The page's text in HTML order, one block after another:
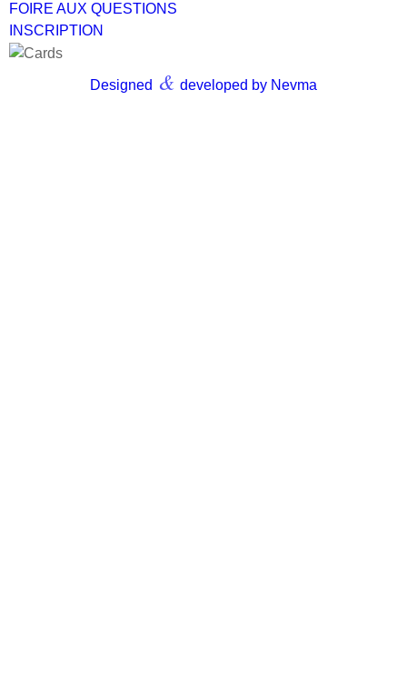
FOIRE AUX QUESTIONS
INSCRIPTION
Designed & developed by Nevma